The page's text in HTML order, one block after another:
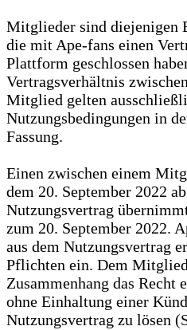
Mitglieder sind diejenigen
die mit Ape-fans einen
Plattform geschlossen
Vertragsverhältnis
Mitglied gelten
Nutzungsbedingungen in
Fassung.
Einen zwischen einem
dem 20. September 2022
Nutzungsvertrag
zum 20. September 2022.
aus dem Nutzungsvertrag
Pflichten ein. Dem
Zusammenhang das Recht
ohne Einhaltung einer
Nutzungsvertrag zu lösen